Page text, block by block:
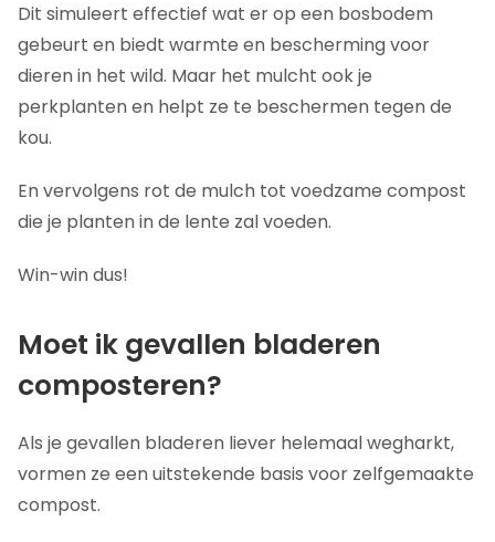
Dit simuleert effectief wat er op een bosbodem
gebeurt en biedt warmte en bescherming voor
dieren in het wild. Maar het mulcht ook je
perkplanten en helpt ze te beschermen tegen de
kou.
En vervolgens rot de mulch tot voedzame compost
die je planten in de lente zal voeden.
Win-win dus!
Moet ik gevallen bladeren
composteren?
Als je gevallen bladeren liever helemaal wegharkt,
vormen ze een uitstekende basis voor zelfgemaakte
compost.